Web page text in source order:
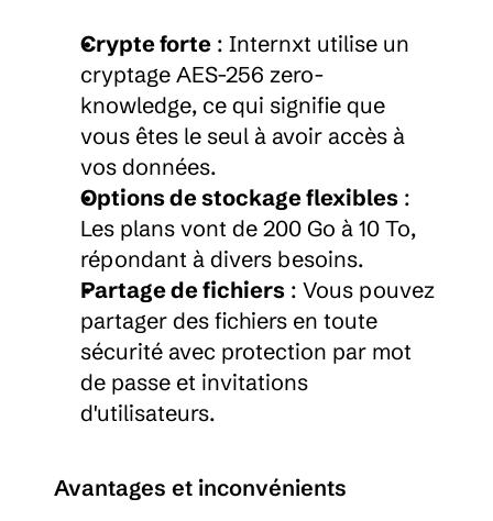
Crypte forte : Internxt utilise un
cryptage AES-256 zero-
knowledge, ce qui signifie que
vous êtes le seul à avoir accès à
vos données.
Options de stockage flexibles :
Les plans vont de 200 Go à 10 To,
répondant à divers besoins.
Partage de fichiers : Vous pouvez
partager des fichiers en toute
sécurité avec protection par mot
de passe et invitations
d'utilisateurs.
Avantages et inconvénients